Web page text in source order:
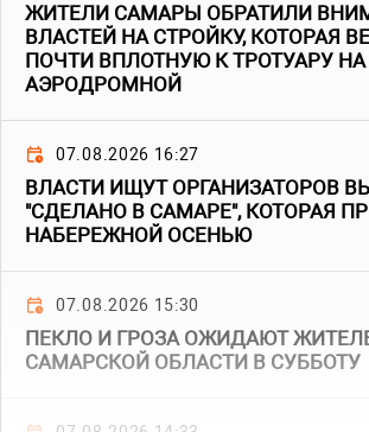
ЖИТЕЛИ САМАРЫ ОБРАТИЛИ
ВЛАСТЕЙ НА СТРОЙКУ, КОТОРАЯ
ПОЧТИ ВПЛОТНУЮ К ТРОТУАРУ
АЭРОДРОМНОЙ
07.08.2026 16:27
ВЛАСТИ ИЩУТ ОРГАНИЗАТОРОВ
"СДЕЛАНО В САМАРЕ", КОТОРАЯ
НАБЕРЕЖНОЙ ОСЕНЬЮ
07.08.2026 15:30
ПЕКЛО И ГРОЗА ОЖИДАЮТ
САМАРСКОЙ ОБЛАСТИ В СУББОТУ